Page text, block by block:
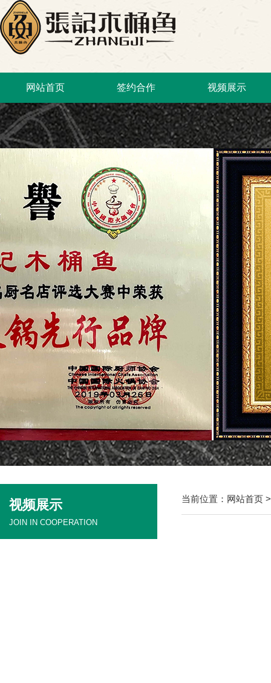
网站首页 签约合作 视频展示
视频展示
JOIN IN COOPERATION
当前位置： 网站首页